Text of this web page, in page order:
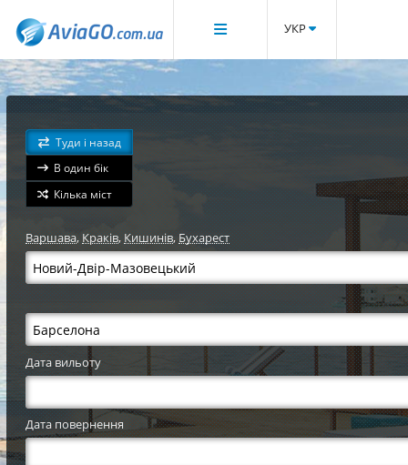
УКР
Туди і назад
В один бік
Кілька міст
Варшава,Краків,Кишинів,Бухарест
Дата вильоту
Дата повернення